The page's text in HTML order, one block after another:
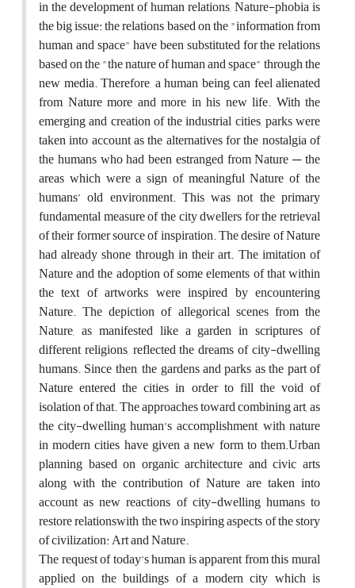
in the development of human relations, Nature-phobia is
the big issue: the relations based on the "information from
human and space" have been substituted for the relations
based on the "the nature of human and space" through the
new media. Therefore, a human being can feel alienated
from Nature more and more in his new life. With the
emerging and creation of the industrial cities, parks were
taken into account as the alternatives for the nostalgia of
the humans who had been estranged from Nature ─ the
areas which were a sign of meaningful Nature of the
humans’ old environment. This was not the primary
fundamental measure of the city dwellers for the retrieval
of their former source of inspiration. The desire of Nature
had already shone through in their art. The imitation of
Nature and the adoption of some elements of that within
the text of artworks were inspired by encountering
Nature. The depiction of allegorical scenes from the
Nature, as manifested like a garden in scriptures of
different religions, reflected the dreams of city-dwelling
humans. Since then, the gardens and parks as the part of
Nature entered the cities in order to fill the void of
isolation of that. The approaches toward combining art, as
the city-dwelling human’s accomplishment, with nature
in modern cities have given a new form to them.Urban
planning based on organic architecture and civic arts
along with the contribution of Nature are taken into
account as new reactions of city-dwelling humans to
restore relationswith the two inspiring aspects of the story
of civilization: Art and Nature.
The request of today’s human is apparent from this mural
applied on the buildings of a modern city which is